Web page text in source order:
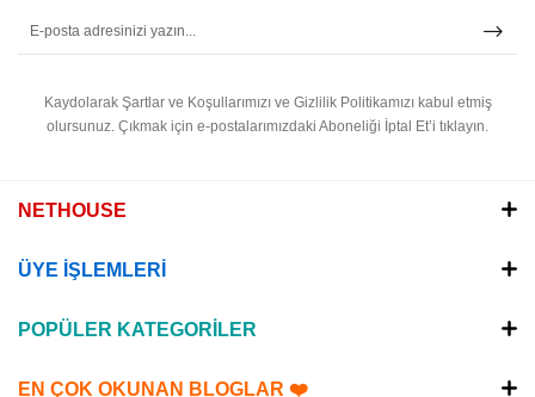
Kaydolarak Şartlar ve Koşullarımızı ve Gizlilik Politikamızı kabul etmiş
olursunuz. Çıkmak için e-postalarımızdaki Aboneliği İptal Et’i tıklayın.
NETHOUSE
ÜYE İŞLEMLERİ
POPÜLER KATEGORİLER
EN ÇOK OKUNAN BLOGLAR ❤️